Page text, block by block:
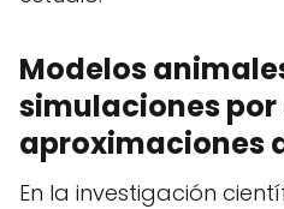
Modelos
simulaciones
aproximaciones
En la investigación